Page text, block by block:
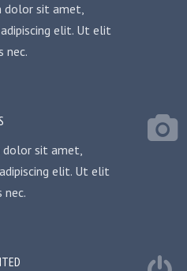
dolor sit amet,
elit. Ut elit
nec.
dolor sit amet,
elit. Ut elit